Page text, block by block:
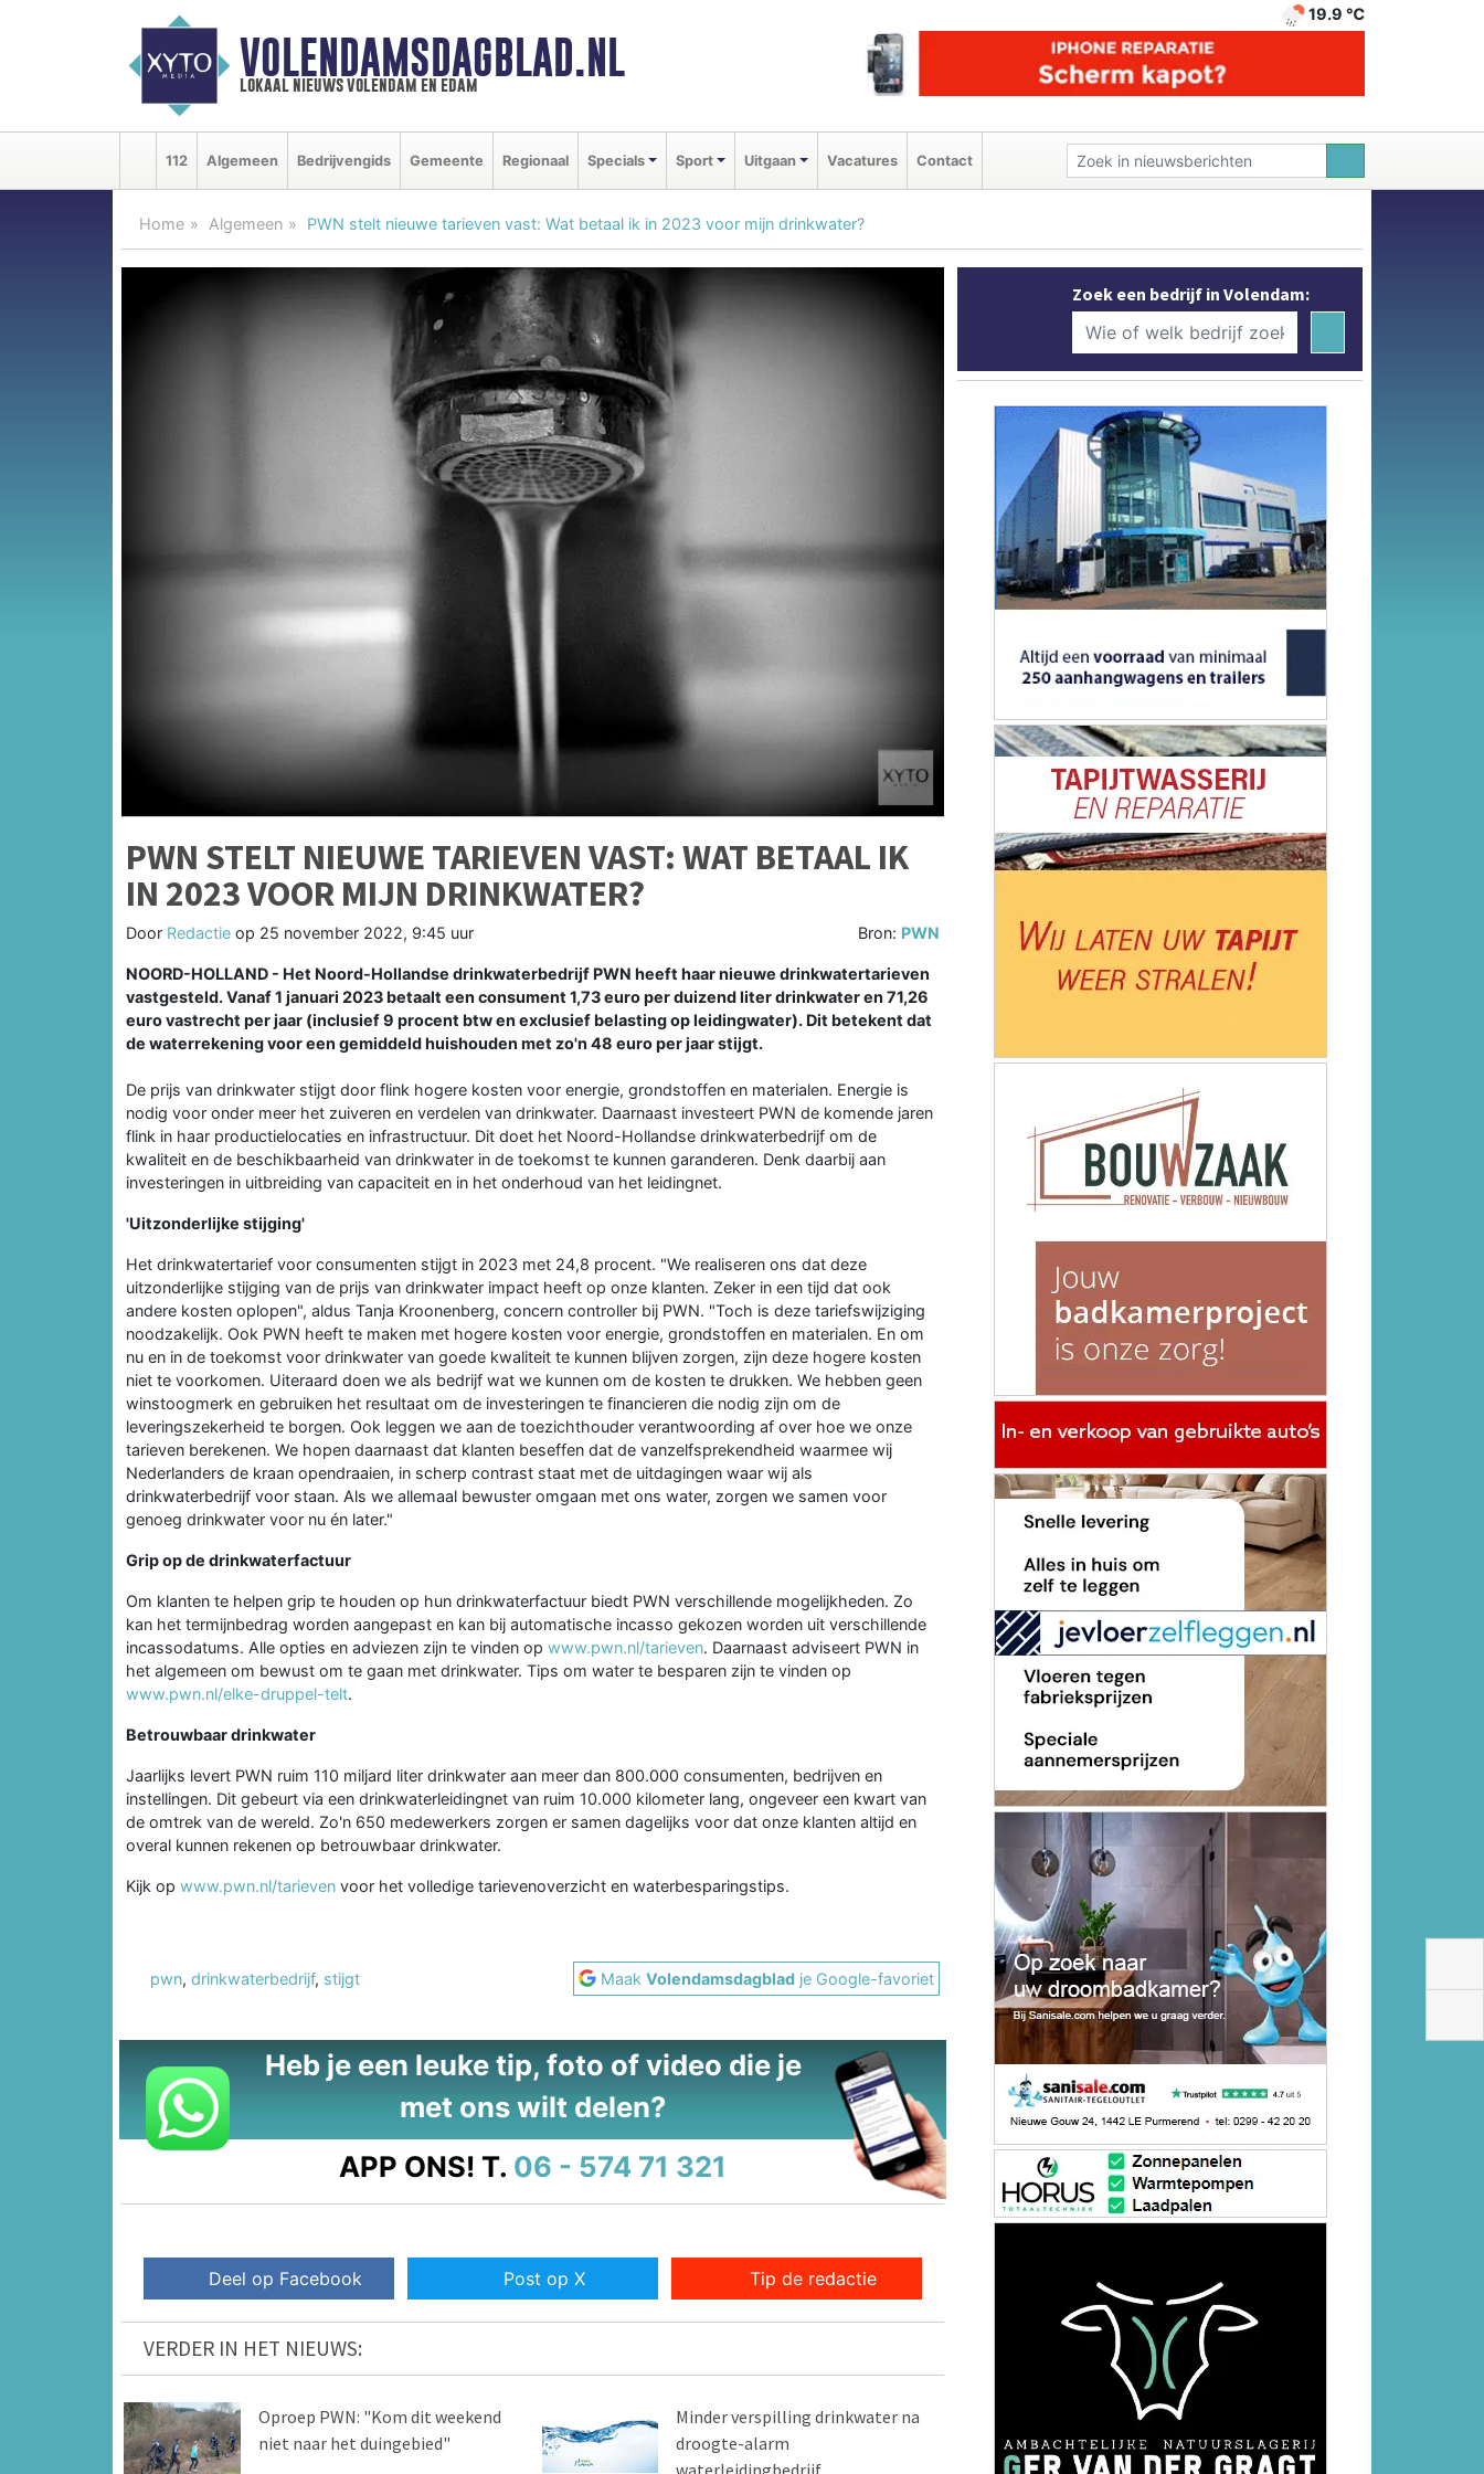
VOLENDAMSDAGBLAD.NL
lokaal nieuws volendam en edam
19.9 ℃
112 Algemeen Bedrijvengids Gemeente Regionaal Specials Sport Uitgaan Vacatures Contact
Home Algemeen PWN stelt nieuwe tarieven vast: Wat betaal ik in 2023 voor mijn drinkwater?
PWN STELT NIEUWE TARIEVEN VAST: WAT BETAAL IK
IN 2023 VOOR MIJN DRINKWATER?
Door Redactie op 25 november 2022, 9:45 uur Bron: PWN
NOORD-HOLLAND - Het Noord-Hollandse drinkwaterbedrijf PWN heeft haar nieuwe drinkwatertarieven
vastgesteld. Vanaf 1 januari 2023 betaalt een consument 1,73 euro per duizend liter drinkwater en 71,26
euro vastrecht per jaar (inclusief 9 procent btw en exclusief belasting op leidingwater). Dit betekent dat
de waterrekening voor een gemiddeld huishouden met zo'n 48 euro per jaar stijgt.
De prijs van drinkwater stijgt door flink hogere kosten voor energie, grondstoffen en materialen. Energie is
nodig voor onder meer het zuiveren en verdelen van drinkwater. Daarnaast investeert PWN de komende jaren
flink in haar productielocaties en infrastructuur. Dit doet het Noord-Hollandse drinkwaterbedrijf om de
kwaliteit en de beschikbaarheid van drinkwater in de toekomst te kunnen garanderen. Denk daarbij aan
investeringen in uitbreiding van capaciteit en in het onderhoud van het leidingnet.
'Uitzonderlijke stijging'
Het drinkwatertarief voor consumenten stijgt in 2023 met 24,8 procent. "We realiseren ons dat deze
uitzonderlijke stijging van de prijs van drinkwater impact heeft op onze klanten. Zeker in een tijd dat ook
andere kosten oplopen", aldus Tanja Kroonenberg, concern controller bij PWN. "Toch is deze tariefswijziging
noodzakelijk. Ook PWN heeft te maken met hogere kosten voor energie, grondstoffen en materialen. En om
nu en in de toekomst voor drinkwater van goede kwaliteit te kunnen blijven zorgen, zijn deze hogere kosten
niet te voorkomen. Uiteraard doen we als bedrijf wat we kunnen om de kosten te drukken. We hebben geen
winstoogmerk en gebruiken het resultaat om de investeringen te financieren die nodig zijn om de
leveringszekerheid te borgen. Ook leggen we aan de toezichthouder verantwoording af over hoe we onze
tarieven berekenen. We hopen daarnaast dat klanten beseffen dat de vanzelfsprekendheid waarmee wij
Nederlanders de kraan opendraaien, in scherp contrast staat met de uitdagingen waar wij als
drinkwaterbedrijf voor staan. Als we allemaal bewuster omgaan met ons water, zorgen we samen voor
genoeg drinkwater voor nu én later."
Grip op de drinkwaterfactuur
Om klanten te helpen grip te houden op hun drinkwaterfactuur biedt PWN verschillende mogelijkheden. Zo
kan het termijnbedrag worden aangepast en kan bij automatische incasso gekozen worden uit verschillende
incassodatums. Alle opties en adviezen zijn te vinden op www.pwn.nl/tarieven. Daarnaast adviseert PWN in
het algemeen om bewust om te gaan met drinkwater. Tips om water te besparen zijn te vinden op
www.pwn.nl/elke-druppel-telt.
Betrouwbaar drinkwater
Jaarlijks levert PWN ruim 110 miljard liter drinkwater aan meer dan 800.000 consumenten, bedrijven en
instellingen. Dit gebeurt via een drinkwaterleidingnet van ruim 10.000 kilometer lang, ongeveer een kwart van
de omtrek van de wereld. Zo'n 650 medewerkers zorgen er samen dagelijks voor dat onze klanten altijd en
overal kunnen rekenen op betrouwbaar drinkwater.
Kijk op www.pwn.nl/tarieven voor het volledige tarievenoverzicht en waterbesparingstips.
pwn, drinkwaterbedrijf, stijgt MaakVolendamsdagblad je Google-favoriet
Heb je een leuke tip, foto of video die je
met ons wilt delen?
APP ONS! T. 06 - 574 71 321
Deel op Facebook Post op X Tip de redactie
VERDER IN HET NIEUWS:
Oproep PWN: "Kom dit weekend
niet naar het duingebied"
Minder verspilling drinkwater na
droogte-alarm
Zoek een bedrijf in Volendam: